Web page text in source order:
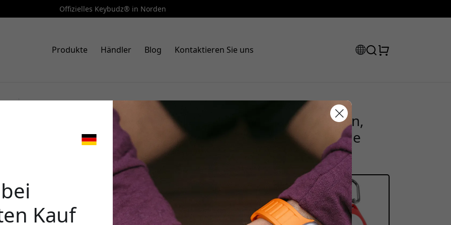
Offizielles Keybudz® in Norden
Produkte Händler Blog Kontaktieren Sie uns
Art.-Nr.: AT_S2_RED
KeyBudz Secure Dock AirTag-Halterung mit Haken,
Aufbewahrungsbeutel und sicherem Sitz für Apple
AirTag, 2er-Pack - Rot
Kauf
🎉 Dein Rabattcode:
Verwende diesen Code an der Kasse, um 15% Rabatt zu